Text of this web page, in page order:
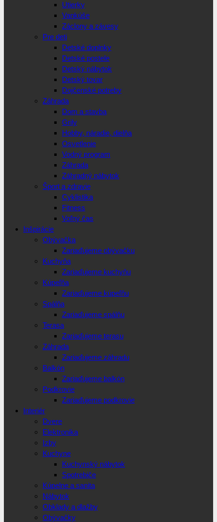
Utierky
Vankúše
Záclony a závesy
Pre deti
Detské doplnky
Detské postele
Detský nábytok
Detský tovar
Dojčenské potreby
Záhrada
Dom a stavba
Grily
Hobby, náradie, dielňa
Osvetlenie
Vodný program
Záhrada
Záhradný nábytok
Šport a zdravie
Cyklistika
Fitness
Voľný čas
Inšpirácie
Obývačka
Zariaďujeme obývačku
Kuchyňa
Zariaďujeme kuchyňu
Kúpeľňa
Zariaďujeme kúpeľňu
Spálňa
Zariaďujeme spálňu
Terasa
Zariaďujeme terasu
Záhrada
Zariaďujeme záhradu
Balkón
Zariaďujeme balkón
Podkrovie
Zariaďujeme podkrovie
Interiér
Dvere
Elektronika
Izby
Kuchyne
Kuchynský nábytok
Spotrebiče
Kúpelne a sanita
Nábytok
Obklady a dlažby
Obývačky